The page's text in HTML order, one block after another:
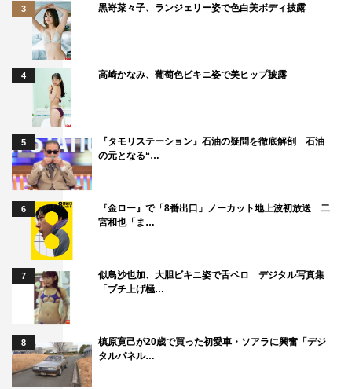
3 黒嵜菜々子、ランジェリー姿で色白美ボディ披露
4 高崎かなみ、葡萄色ビキニ姿で美ヒップ披露
5
『タモリステーション』石油の疑問を徹底解剖 石油
の元となる“…
6
『金ロー』で「8番出口」ノーカット地上波初放送 二
宮和也「ま…
7
似鳥沙也加、大胆ビキニ姿で舌ペロ デジタル写真集
「ブチ上げ極…
8
槙原寛己が20歳で買った初愛車・ソアラに興奮「デジ
タルパネル…